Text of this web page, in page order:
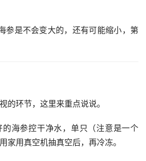
参是不会变大的，还有可能缩小，第
的环节，这里来重点说说。
海参控干净水，单只（注意是一个
家用真空机抽真空后，再冷冻。